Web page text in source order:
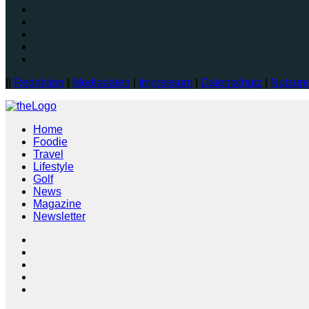
Redaktion Mediadaten Impressum Datenschutz
Home
Foodie
Travel
Lifestyle
Golf
News
Magazine
Newsletter